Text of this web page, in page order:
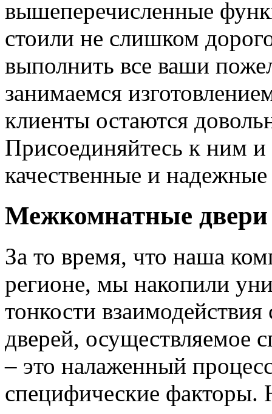
вышеперечисленные
стоили не слишком
выполнить все ваши
занимаемся
клиенты остаются
Присоединяйтесь к ним
качественные и
Межкомнатные двери
За то время, что наша
регионе, мы накопили
тонкости
дверей, осуществляемое
– это налаженный
специфические